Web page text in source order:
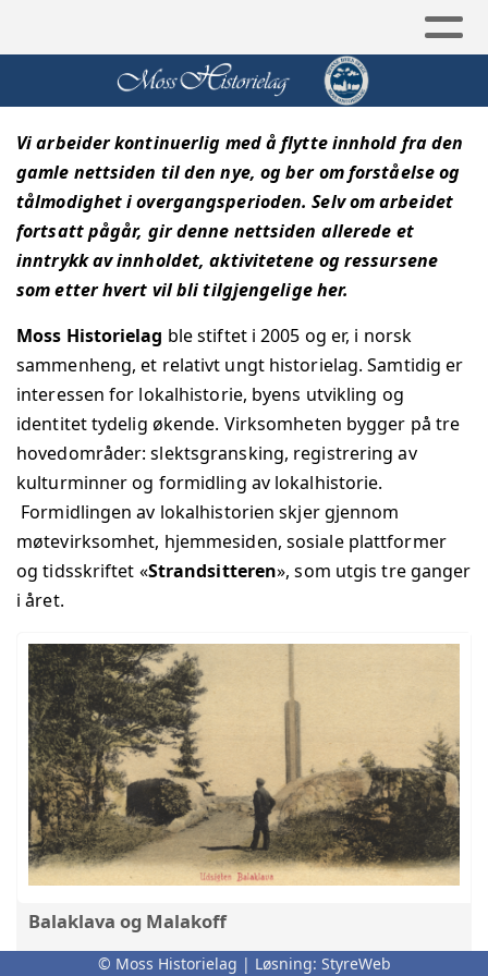
Vi arbeider kontinuerlig med å flytte innhold fra den
gamle nettsiden til den nye, og ber om forståelse og
tålmodighet i overgangsperioden. Selv om arbeidet
fortsatt pågår, gir denne nettsiden allerede et
inntrykk av innholdet, aktivitetene og ressursene
som etter hvert vil bli tilgjengelige her.
Moss Historielag ble stiftet i 2005 og er, i norsk
sammenheng, et relativt ungt historielag. Samtidig er
interessen for lokalhistorie, byens utvikling og
identitet tydelig økende. Virksomheten bygger på tre
hovedområder: slektsgransking, registrering av
kulturminner og formidling av lokalhistorie.
Formidlingen av lokalhistorien skjer gjennom
møtevirksomhet, hjemmesiden, sosiale plattformer
og tidsskriftet «Strandsitteren», som utgis tre ganger
i året.
Balaklava og Malakoff
Om navnene Balaklava og Malakoff, Krimkrigen og
© Moss Historielag | Løsning: StyreWeb